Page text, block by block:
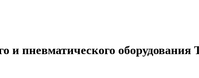
пневматического оборудования